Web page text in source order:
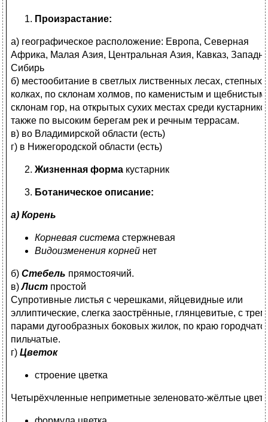
Произрастание:
а) географическое расположение: Европа, Северная
Африка, Малая Азия, Центральная Азия, Кавказ,
Сибирь
б) местообитание в светлых лиственных лесах, степных
колках, по склонам холмов, по каменистым и щебнистым
склонам гор, на открытых сухих местах среди
также по высоким берегам рек и речным террасам.
в) во Владимирской области (есть)
г) в Нижегородской области (есть)
Жизненная форма кустарник
Ботаническое описание:
а) Корень
Корневая система стержневая
Видоизменения корней нет
б) Стебель прямостоячий.
в)Лист простой
Супротивные листья с черешками, яйцевидные или
эллиптические, слегка заострённые, глянцевитые, с
парами дугообразных боковых жилок, по краю городчато-
пильчатые.
г) Цветок
строение цветка
Четырёхчленные неприметные зеленовато-жёлтые